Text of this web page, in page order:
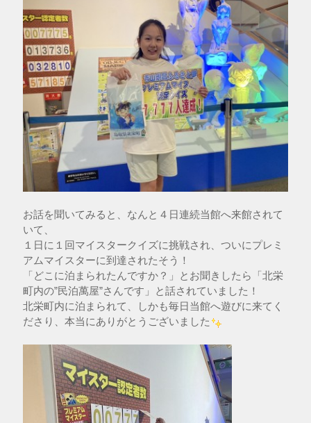
お話を聞いてみると、なんと４日連続当館へ来館されて
いて、
１日に１回マイスタークイズに挑戦され、ついにプレミ
アムマイスターに到達されたそう！
「どこに泊まられたんですか？」とお聞きしたら「北栄
町内の”民泊萬屋”さんです」と話されていました！
北栄町内に泊まられて、しかも毎日当館へ遊びに来てく
ださり、本当にありがとうございました